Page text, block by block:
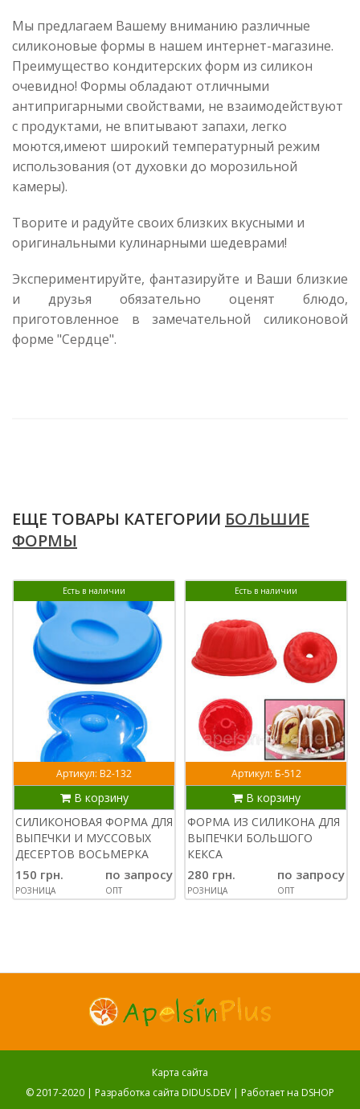
Мы предлагаем Вашему вниманию различные
силиконовые формы в нашем интернет-магазине.
Преимущество кондитерских форм из силикон
очевидно! Формы обладают отличными
антипригарными свойствами, не взаимодействуют
с продуктами, не впитывают запахи, легко
моются,имеют широкий температурный режим
использования (от духовки до морозильной
камеры).
Творите и радуйте своих близких вкусными и
оригинальными кулинарными шедеврами!
Экспериментируйте, фантазируйте и Ваши близкие
и друзья обязательно оценят блюдо,
приготовленное в замечательной силиконовой
форме "Сердце".
ЕЩЕ ТОВАРЫ КАТЕГОРИИ БОЛЬШИЕ
ФОРМЫ
Есть в наличии
Артикул: В2-132
В корзину
СИЛИКОНОВАЯ ФОРМА ДЛЯ
ВЫПЕЧКИ И МУССОВЫХ
ДЕСЕРТОВ ВОСЬМЕРКА
150 грн.
РОЗНИЦА
по запросу
ОПТ
Есть в наличии
Артикул: Б-512
В корзину
ФОРМА ИЗ СИЛИКОНА ДЛЯ
ВЫПЕЧКИ БОЛЬШОГО
КЕКСА
280 грн.
РОЗНИЦА
по запросу
ОПТ
Карта сайта
© 2017-2020 | Разработка сайта DIDUS.DEV | Работает на DSHOP